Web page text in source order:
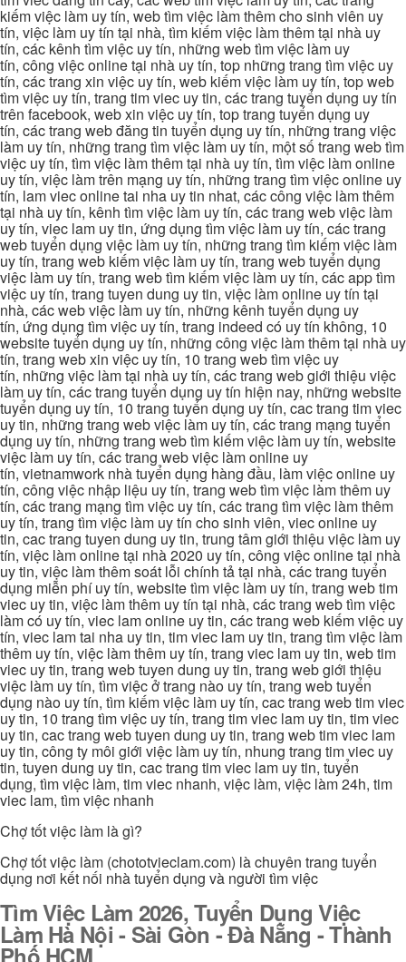
kiếm việc làm uy tín, web tìm việc làm thêm cho sinh viên uy
tín, việc làm uy tín tại nhà, tìm kiếm việc làm thêm tại nhà uy
tín, các kênh tìm việc uy tín, những web tìm việc làm uy
tín, công việc online tại nhà uy tín, top những trang tìm việc uy
tín, các trang xin việc uy tín, web kiếm việc làm uy tín, top web
tìm việc uy tín, trang tim viec uy tin, các trang tuyển dụng uy tín
trên facebook, web xin việc uy tín, top trang tuyển dụng uy
tín, các trang web đăng tin tuyển dụng uy tín, những trang việc
làm uy tín, những trang tìm việc làm uy tín, một số trang web tìm
việc uy tín, tìm việc làm thêm tại nhà uy tín, tìm việc làm online
uy tín, việc làm trên mạng uy tín, những trang tìm việc online uy
tín, lam viec online tai nha uy tin nhat, các công việc làm thêm
tại nhà uy tín, kênh tìm việc làm uy tín, các trang web việc làm
uy tín, viec lam uy tin, ứng dụng tìm việc làm uy tín, các trang
web tuyển dụng việc làm uy tín, những trang tìm kiếm việc làm
uy tín, trang web kiếm việc làm uy tín, trang web tuyển dụng
việc làm uy tín, trang web tìm kiếm việc làm uy tín, các app tìm
việc uy tín, trang tuyen dung uy tin, việc làm online uy tín tại
nhà, các web việc làm uy tín, những kênh tuyển dụng uy
tín, ứng dụng tìm việc uy tín, trang indeed có uy tín không, 10
website tuyển dụng uy tín, những công việc làm thêm tại nhà uy
tín, trang web xin việc uy tín, 10 trang web tìm việc uy
tín, những việc làm tại nhà uy tín, các trang web giới thiệu việc
làm uy tín, các trang tuyển dụng uy tín hiện nay, những website
tuyển dụng uy tín, 10 trang tuyển dụng uy tín, cac trang tim viec
uy tin, những trang web việc làm uy tín, các trang mạng tuyển
dụng uy tín, những trang web tìm kiếm việc làm uy tín, website
việc làm uy tín, các trang web việc làm online uy
tín, vietnamwork nhà tuyển dụng hàng đầu, làm việc online uy
tín, công việc nhập liệu uy tín, trang web tìm việc làm thêm uy
tín, các trang mạng tìm việc uy tín, các trang tìm việc làm thêm
uy tín, trang tìm việc làm uy tín cho sinh viên, viec online uy
tin, cac trang tuyen dung uy tin, trung tâm giới thiệu việc làm uy
tín, việc làm online tại nhà 2020 uy tín, công việc online tại nhà
uy tin, việc làm thêm soát lỗi chính tả tại nhà, các trang tuyển
dụng miễn phí uy tín, website tìm việc làm uy tín, trang web tim
viec uy tin, việc làm thêm uy tín tại nhà, các trang web tìm việc
làm có uy tín, viec lam online uy tin, các trang web kiếm việc uy
tín, viec lam tai nha uy tin, tim viec lam uy tin, trang tìm việc làm
thêm uy tín, việc làm thêm uy tín, trang viec lam uy tin, web tim
viec uy tin, trang web tuyen dung uy tin, trang web giới thiệu
việc làm uy tín, tìm việc ở trang nào uy tín, trang web tuyển
dụng nào uy tín, tìm kiếm việc làm uy tín, cac trang web tim viec
uy tin, 10 trang tìm việc uy tín, trang tim viec lam uy tin, tim viec
uy tin, cac trang web tuyen dung uy tin, trang web tim viec lam
uy tin, công ty môi giới việc làm uy tín, nhung trang tim viec uy
tin, tuyen dung uy tin, cac trang tim viec lam uy tin, tuyển
dụng, tìm việc làm, tim viec nhanh, việc làm, việc làm 24h, tim
viec lam, tìm việc nhanh
Chợ tốt việc làm là gì?
Chợ tốt việc làm (chototvieclam.com) là chuyên trang tuyển
dụng nơi kết nối nhà tuyển dụng và người tìm việc
Tìm Việc Làm 2026, Tuyển Dụng Việc
Làm Hà Nội - Sài Gòn - Đà Nẵng - Thành
Phố HCM